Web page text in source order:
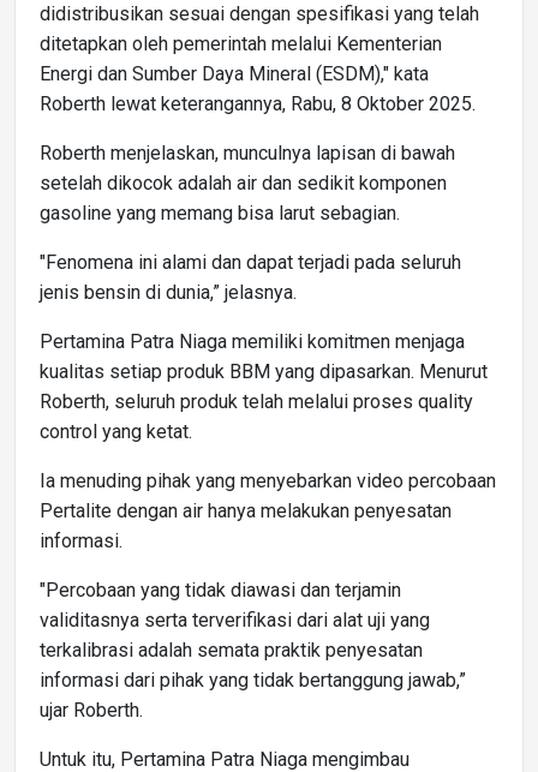
didistribusikan sesuai dengan spesifikasi yang telah
ditetapkan oleh pemerintah melalui Kementerian
Energi dan Sumber Daya Mineral (ESDM)," kata
Roberth lewat keterangannya, Rabu, 8 Oktober 2025.
Roberth menjelaskan, munculnya lapisan di bawah
setelah dikocok adalah air dan sedikit komponen
gasoline yang memang bisa larut sebagian.
"Fenomena ini alami dan dapat terjadi pada seluruh
jenis bensin di dunia,” jelasnya.
Pertamina Patra Niaga memiliki komitmen menjaga
kualitas setiap produk BBM yang dipasarkan. Menurut
Roberth, seluruh produk telah melalui proses quality
control yang ketat.
Ia menuding pihak yang menyebarkan video percobaan
Pertalite dengan air hanya melakukan penyesatan
informasi.
"Percobaan yang tidak diawasi dan terjamin
validitasnya serta terverifikasi dari alat uji yang
terkalibrasi adalah semata praktik penyesatan
informasi dari pihak yang tidak bertanggung jawab,”
ujar Roberth.
Untuk itu, Pertamina Patra Niaga mengimbau